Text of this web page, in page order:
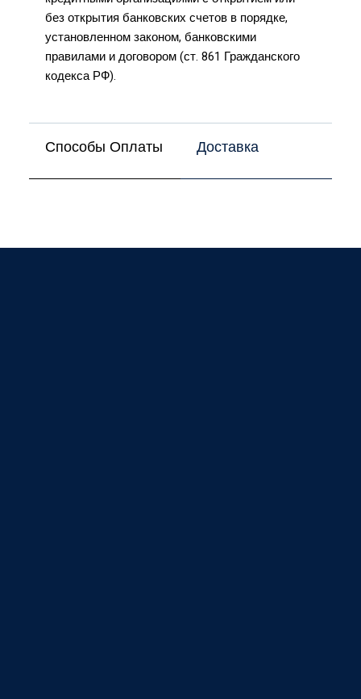
без открытия банковских счетов в порядке,
установленном законом, банковскими
правилами и договором (ст. 861 Гражданского
кодекса РФ).
Способы Оплаты Доставка